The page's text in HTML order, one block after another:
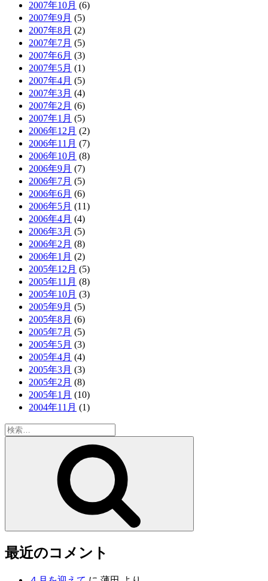
2007年10月 (6)
2007年9月 (5)
2007年8月 (2)
2007年7月 (5)
2007年6月 (3)
2007年5月 (1)
2007年4月 (5)
2007年3月 (4)
2007年2月 (6)
2007年1月 (5)
2006年12月 (2)
2006年11月 (7)
2006年10月 (8)
2006年9月 (7)
2006年7月 (5)
2006年6月 (6)
2006年5月 (11)
2006年4月 (4)
2006年3月 (5)
2006年2月 (8)
2006年1月 (2)
2005年12月 (5)
2005年11月 (8)
2005年10月 (3)
2005年9月 (5)
2005年8月 (6)
2005年7月 (5)
2005年5月 (3)
2005年4月 (4)
2005年3月 (3)
2005年2月 (8)
2005年1月 (10)
2004年11月 (1)
最近のコメント